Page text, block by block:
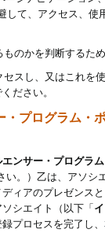
して、アクセス、
のかを判断するた
スし、又はこれ
ださい。
・プログラム・
ンサー・プログラム
。）乙は、アソシ
ィアのプレゼンス
シエイト（以下「
プロセスを完了し、